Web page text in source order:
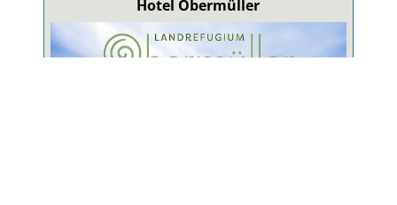
Hotel Obermüller